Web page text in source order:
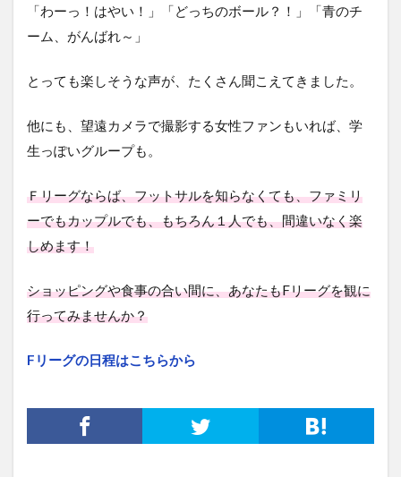
「わーっ！はやい！」「どっちのボール？！」「青のチ
ーム、がんばれ～」
とっても楽しそうな声が、たくさん聞こえてきました。
他にも、望遠カメラで撮影する女性ファンもいれば、学
生っぽいグループも。
Ｆリーグならば、フットサルを知らなくても、ファミリ
ーでもカップルでも、もちろん１人でも、間違いなく楽
しめます！
ショッピングや食事の合い間に、あなたもFリーグを観に
行ってみませんか？
Fリーグの日程はこちらから